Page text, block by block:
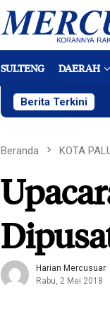
SULTENG DAERAH
Berita Terkini
Beranda KOTA
Harian Mercusuar
Rabu, 2 Mei 2018